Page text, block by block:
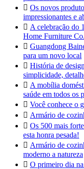
 Os novos
impressionantes e
 A celebração do
Home Furniture
 Guangdong
para um novo local
 História de
simplicidade,
 A mobília
saúde em todos os
 Você conhece o
 Armário de
 Os 500 mais
esta honra pesada!
 Armário de
moderno a natureza
 O primeiro dia na